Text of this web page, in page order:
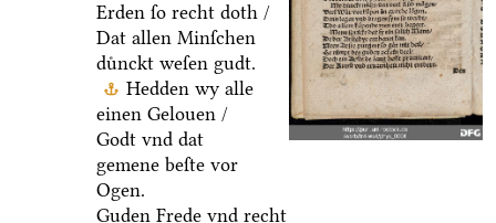
Erden ſo recht doth /
Dat allen Minſchen
duͤnckt weſen gudt.
Hedden wy alle
einen Gelouen /
Godt vnd dat
gemene beſte vor
Ogen.
Guden Frede vnd recht